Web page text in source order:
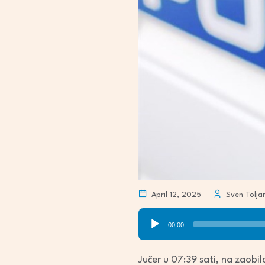
April 12, 2025 Sven
Audio
Player
00:00
Jučer u 07:39 sati, na